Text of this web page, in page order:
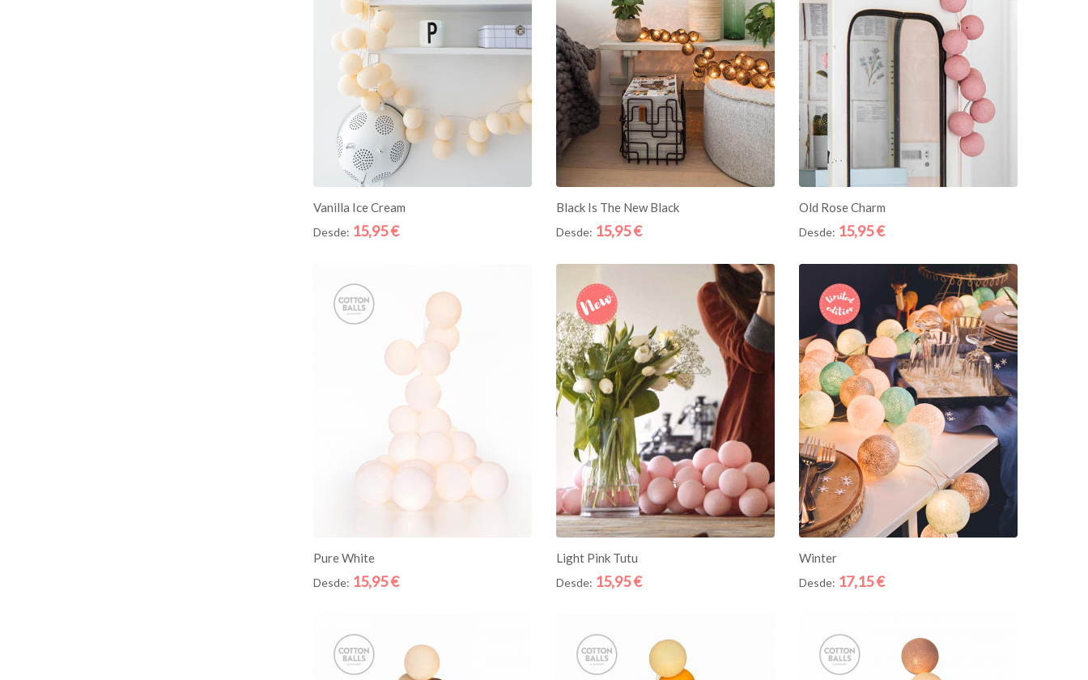
ADICIONE AO CESTO
Vanilla Ice Cream
Desde: 15,95 €
ADICIONE AO CESTO
View
Black Is The New Black
Desde: 15,95 €
ADICIONE AO CESTO
View
Old Rose Charm
Desde: 15,95 €
ADICIONE AO CESTO
Pure White
Desde: 15,95 €
ADICIONE AO CESTO
Light Pink Tutu
Desde: 15,95 €
ADICIONE AO CESTO
Winter
Desde: 17,15 €